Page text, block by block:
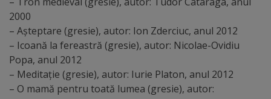
Consiliul
Municipal
Secretar
2000
– Așteptare (gresie), autor: Ion Zderciuc, anul 2012
– Icoană la fereastră (gresie), autor: Nicolae-Ovidiu
Popa, anul 2012
– Meditație (gresie), autor: Iurie Platon, anul 2012
– O mamă pentru toată lumea (gresie), autor: